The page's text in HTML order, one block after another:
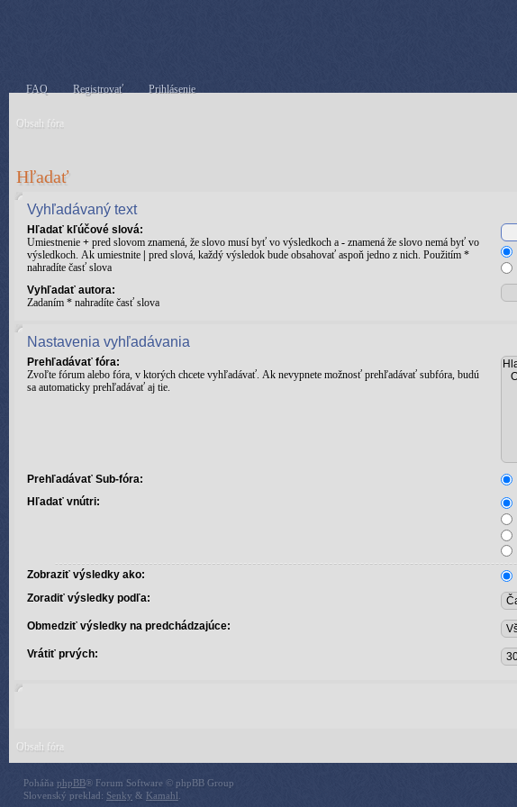
FAQ Registrovať Prihlásenie
Obsah fóra
Hľadať
Vyhľadávaný text
Hľadať kľúčové slová:
Umiestnenie + pred slovom znamená, že slovo musí byť vo výsledkoch a - znamená že slovo nemá byť vo
výsledkoch. Ak umiestnite
pred slová, každý výsledok bude obsahovať aspoň jedno z nich. Použitím *
nahradíte časť slova
Vyhľadať autora:
Zadaním * nahradíte časť slova
Nastavenia vyhľadávania
Prehľadávať fóra:
Zvoľte fórum alebo fóra, v ktorých chcete vyhľadávať. Ak nevypnete možnosť prehľadávať subfóra, budú
sa automaticky prehľadávať aj tie.
Prehľadávať Sub-fóra:
Hľadať vnútri:
Zobraziť výsledky ako:
Zoradiť výsledky podľa:
Obmedziť výsledky na predchádzajúce:
Vrátiť prvých:
Obsah fóra
Poháňa phpBB® Forum Software © phpBB Group
Slovenský preklad: Senky & Kamahl